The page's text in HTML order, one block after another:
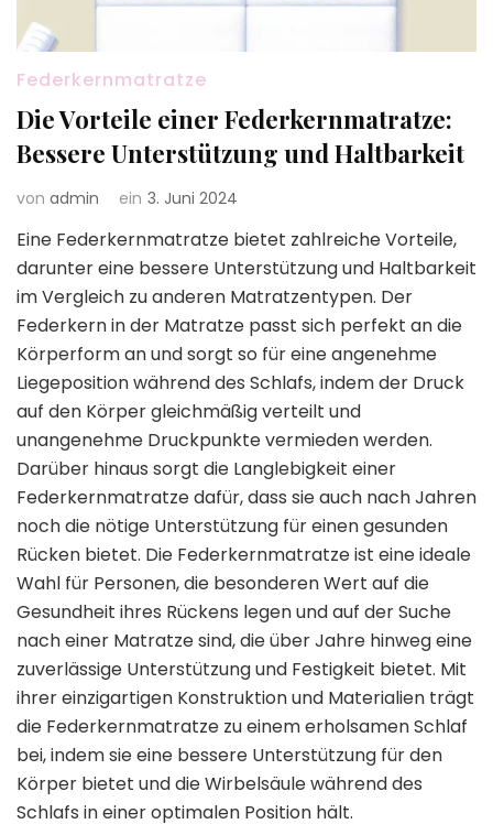
Federkernmatratze
Die Vorteile einer Federkernmatratze:
Bessere Unterstützung und Haltbarkeit
von admin ein 3. Juni 2024
Eine Federkernmatratze bietet zahlreiche Vorteile,
darunter eine bessere Unterstützung und Haltbarkeit
im Vergleich zu anderen Matratzentypen. Der
Federkern in der Matratze passt sich perfekt an die
Körperform an und sorgt so für eine angenehme
Liegeposition während des Schlafs, indem der Druck
auf den Körper gleichmäßig verteilt und
unangenehme Druckpunkte vermieden werden.
Darüber hinaus sorgt die Langlebigkeit einer
Federkernmatratze dafür, dass sie auch nach Jahren
noch die nötige Unterstützung für einen gesunden
Rücken bietet. Die Federkernmatratze ist eine ideale
Wahl für Personen, die besonderen Wert auf die
Gesundheit ihres Rückens legen und auf der Suche
nach einer Matratze sind, die über Jahre hinweg eine
zuverlässige Unterstützung und Festigkeit bietet. Mit
ihrer einzigartigen Konstruktion und Materialien trägt
die Federkernmatratze zu einem erholsamen Schlaf
bei, indem sie eine bessere Unterstützung für den
Körper bietet und die Wirbelsäule während des
Schlafs in einer optimalen Position hält.